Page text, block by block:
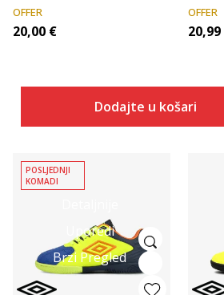
OFFER
20,00 €
Dodajte u košaricu
OFFER
20,99
Uporedi
Brzi Pregled
POSLJEDNJI
KOMADI